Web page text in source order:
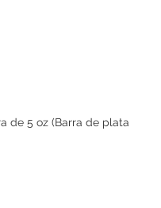
de 5 oz (Barra de plata